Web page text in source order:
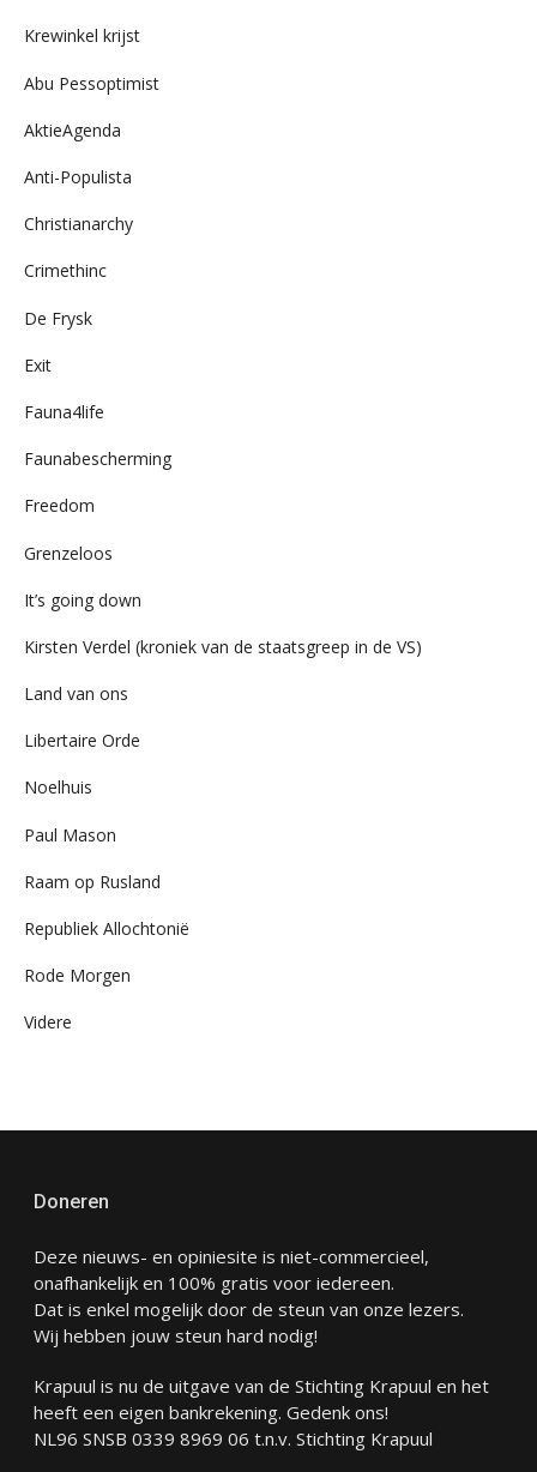
Krewinkel krijst
Abu Pessoptimist
AktieAgenda
Anti-Populista
Christianarchy
Crimethinc
De Frysk
Exit
Fauna4life
Faunabescherming
Freedom
Grenzeloos
It’s going down
Kirsten Verdel (kroniek van de staatsgreep in de VS)
Land van ons
Libertaire Orde
Noelhuis
Paul Mason
Raam op Rusland
Republiek Allochtonië
Rode Morgen
Videre
Doneren
Deze nieuws- en opiniesite is niet-commercieel,
onafhankelijk en 100% gratis voor iedereen.
Dat is enkel mogelijk door de steun van onze lezers.
Wij hebben jouw steun hard nodig!
Krapuul is nu de uitgave van de Stichting Krapuul en het
heeft een eigen bankrekening. Gedenk ons!
NL96 SNSB 0339 8969 06 t.n.v. Stichting Krapuul